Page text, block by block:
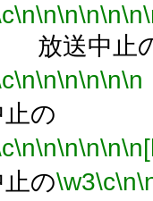
\n\n\n\n\n\n
送中止
\n\n\n\n\n\n
の
\n\n\n\n\n
の\w3\c\n